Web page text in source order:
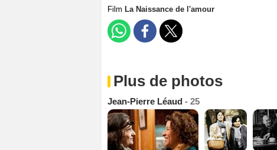
Film La Naissance de l'amour
Plus de photos
Jean-Pierre Léaud - 25